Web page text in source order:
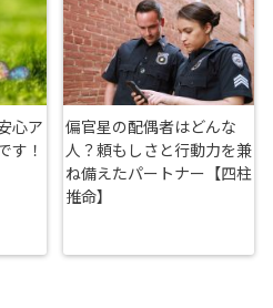
心ア
す！
偏官星の配偶者はどんな
人？頼もしさと行動力を兼
ね備えたパートナー【四柱
推命】